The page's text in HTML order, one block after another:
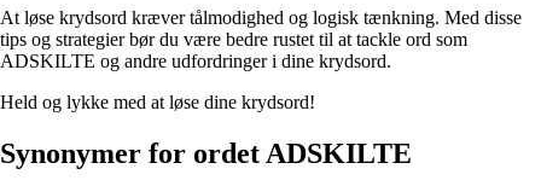
At løse krydsord kræver tålmodighed og logisk tænkning. Med disse
tips og strategier bør du være bedre rustet til at tackle ord som
ADSKILTE og andre udfordringer i dine krydsord.
Held og lykke med at løse dine krydsord!
Synonymer for ordet ADSKILTE